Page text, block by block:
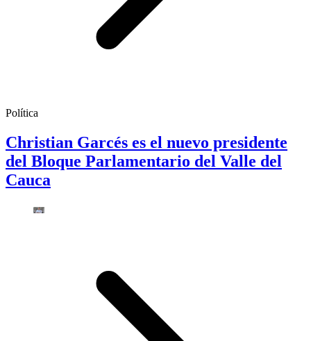
Política
Christian Garcés es el nuevo presidente
del Bloque Parlamentario del Valle del
Cauca